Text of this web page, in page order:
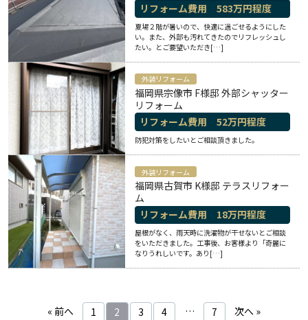
リフォーム費用 583万円程度
夏場２階が暑いので、快適に過ごせるようにした
い。また、外部も汚れてきたのでリフレッシュし
たい。とご要望いただき[…]
外装リフォーム
福岡県宗像市 F様邸 外部シャッター
リフォーム
リフォーム費用 52万円程度
防犯対策をしたいとご相談頂きました。
外装リフォーム
福岡県古賀市 K様邸 テラスリフォー
ム
リフォーム費用 18万円程度
屋根がなく、雨天時に洗濯物が干せないとご相談
をいただきました。工事後、お客様より「奇麗に
なりうれしいです。あり[…]
« 前へ 1 2 3 4 … 7 次へ »